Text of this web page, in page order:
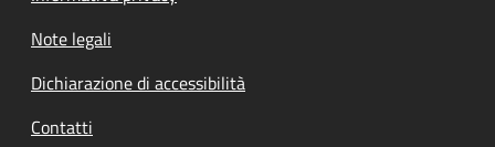
Note legali
Dichiarazione di accessibilità
Contatti